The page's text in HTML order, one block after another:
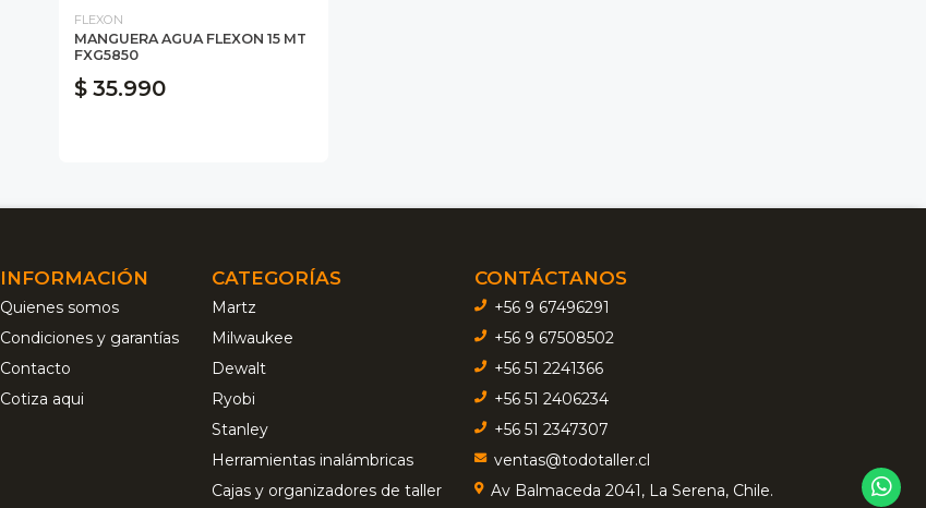
FLEXON
MANGUERA AGUA FLEXON 15 MT
FXG5850
$ 35.990
INFORMACIÓN
Quienes somos
Condiciones y garantías
Contacto
Cotiza aqui
CATEGORÍAS
Martz
Milwaukee
Dewalt
Ryobi
Stanley
Herramientas inalámbricas
Cajas y organizadores de taller
CONTÁCTANOS
+56 9 67496291
+56 9 67508502
+56 51 2241366
+56 51 2406234
+56 51 2347307
ventas@todotaller.cl
Av Balmaceda 2041, La Serena, Chile.